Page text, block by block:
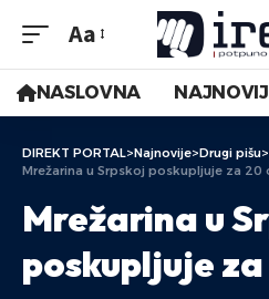
Aa
NASLOVNA
DIREKT PORTAL>Najnovije>Drugi pišu>
Mrežarina u Srpskoj poskupljuje za 20
Mrežarina u
poskupljuje